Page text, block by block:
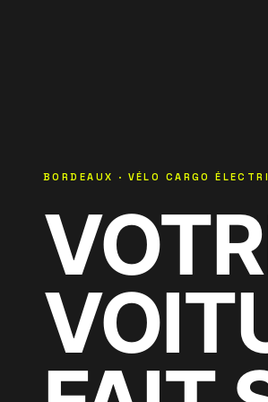
BORDEAUX · VÉLO CARGO